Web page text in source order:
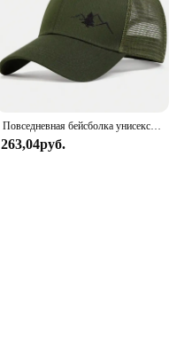
Повседневная бейсболка унисекс, спортивная шляпа Snapback, горная вышивка, шляпы в стиле хип-хоп, летние дышащие сетчатые кепки Gorras
263,04руб.